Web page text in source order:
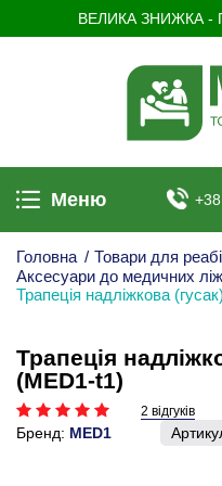
ВЕЛИКА ЗНИЖКА -
Меню
Головна / Товари для
Аксесуари до медичних
Трапеція надліжкова
Трапеція
(MED1-t1)
2 відгуків
Бренд: MED1